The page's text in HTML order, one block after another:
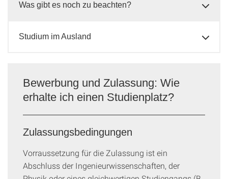
Was gibt es noch zu beachten?
Studium im Ausland
Bewerbung und Zulassung: Wie
erhalte ich einen Studienplatz?
Zulassungsbedingungen
Vorraussetzung für die Zulassung ist ein
Abschluss der Ingenieurwissenschaften, der